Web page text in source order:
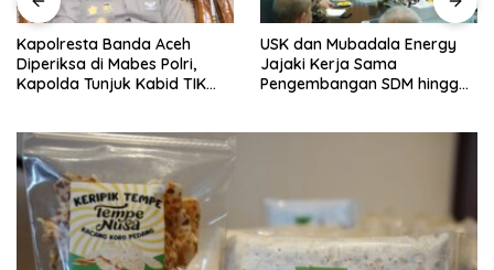
USK dan Mubadala Energy
Jajaki Kerja Sama
Pengembangan SDM hingga
Anda Lancang, Tuan Amran!